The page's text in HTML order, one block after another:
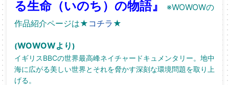
る生命（いのち）の物語』
※WOWOWの
作品紹介ページは★ コチラ ★
(WOWOWより)
イギリスBBCの世界最高峰ネイチャードキュメンタリー。地中
海に広がる美しい世界とそれを脅かす深刻な環境問題を取り上
げる。